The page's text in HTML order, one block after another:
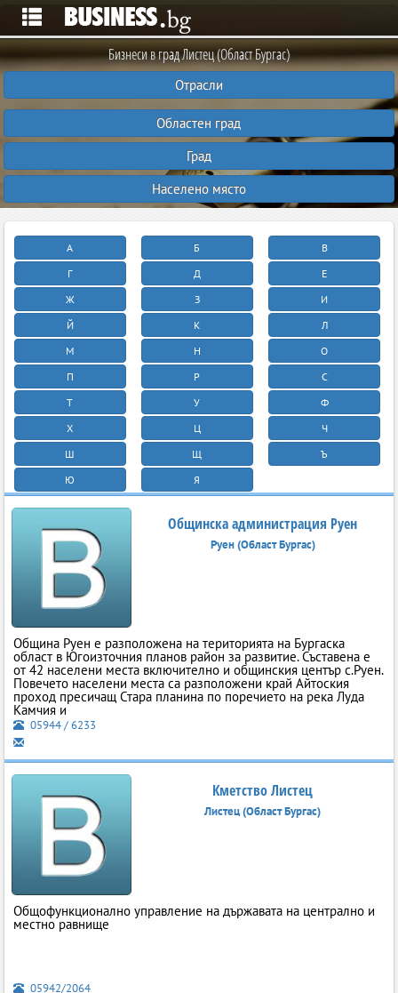
Бизнеси в град Листец (Област Бургас)
Отрасли
Областен град
Град
Населено място
А Б
В
Г
Д
Е
Ж
З
И
Й
К
Л
М
Н
О
П
Р
С
Т
У
Ф
Х
Ц
Ч
Ш
Щ
Ъ
Ю
Я
Общинска администрация Руен
Руен (Област Бургас)
Община Руен е разположена на територията на Бургаска
област в Югоизточния планов район за развитие. Съставена е
от 42 населени места включително и общинския център с.Руен.
Повечето населени места са разположени край Айтоския
проход пресичащ Стара планина по поречието на река Луда
Камчия и
05944 / 6233
Кметство Листец
Листец (Област Бургас)
Общофункционално управление на държавата на централно и
местно равнище
05942/2064